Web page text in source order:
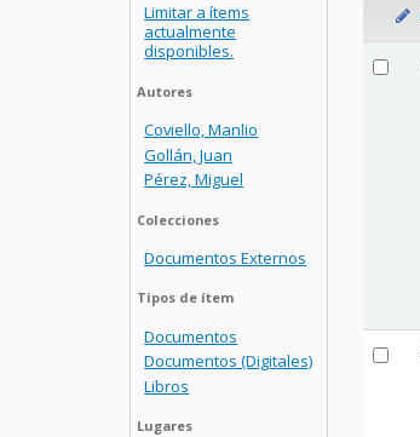
Limitar a ítems
actualmente
disponibles.
Autores
Coviello, Manlio
Gollán, Juan
Pérez, Miguel
Colecciones
Documentos Externos
Tipos de ítem
Documentos
Documentos (Digitales)
Libros
Lugares